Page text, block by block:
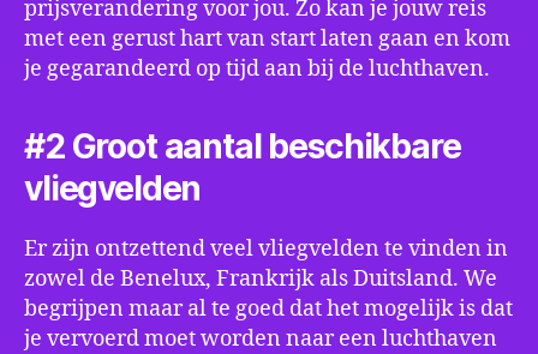
prijsverandering voor jou. Zo kan je jouw reis
met een gerust hart van start laten gaan en kom
je gegarandeerd op tijd aan bij de luchthaven.
#2 Groot aantal beschikbare
vliegvelden
Er zijn ontzettend veel vliegvelden te vinden in
zowel de Benelux, Frankrijk als Duitsland. We
begrijpen maar al te goed dat het mogelijk is dat
je vervoerd moet worden naar een luchthaven